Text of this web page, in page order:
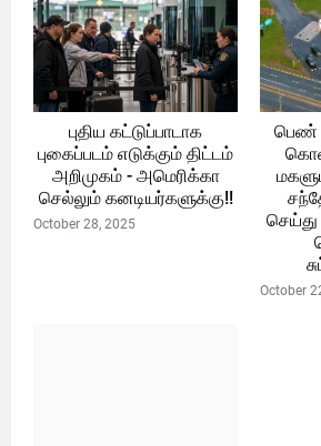
புதிய கட்டுப்பாடாக
புகைப்படம் எடுக்கும் திட்டம்
அறிமுகம் - அமெரிக்கா
செல்லும் கனடியர்களுக்கு!!
October 28, 2025
பெண்
செய்து
October